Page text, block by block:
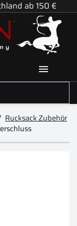
ab 150 €

Rucksack Zubehör